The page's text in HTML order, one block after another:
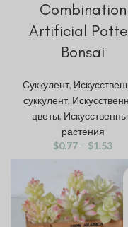
Combination
Artificial
Bonsai
Суккулент,
суккулент,
цветы,
растения
$0.77 – $1.53